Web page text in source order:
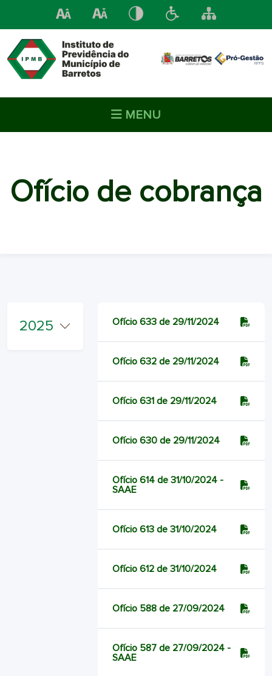
MENU
Ofício de cobrança
2025 Ofício 633 de 29/11/2024
Ofício 632 de 29/11/2024
Ofício 631 de 29/11/2024
Ofício 630 de 29/11/2024
Ofício 614 de 31/10/2024 -
SAAE
Ofício 613 de 31/10/2024
Ofício 612 de 31/10/2024
Ofício 588 de 27/09/2024
Ofício 587 de 27/09/2024 -
SAAE